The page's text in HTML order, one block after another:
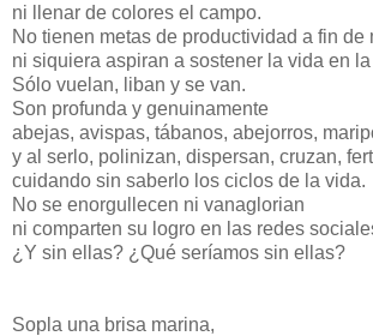
ni llenar de colores el campo.
No tienen metas de productividad a fin de
ni siquiera aspiran a sostener la vida en la
Sólo vuelan, liban y se van.
Son profunda y genuinamente
abejas, avispas, tábanos, abejorros,
y al serlo, polinizan, dispersan, cruzan,
cuidando sin saberlo los ciclos de la vida.
No se enorgullecen ni vanaglorian
ni comparten su logro en las redes
¿Y sin ellas? ¿Qué seríamos sin ellas?
Sopla una brisa marina,